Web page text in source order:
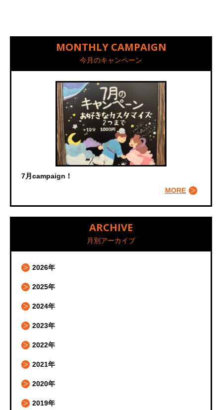
MONTHLY CAMPAIGN
今月のキャンペーン
7月campaign！
MORE
ARCHIVE
月別アーカイブ
2026年
2025年
2024年
2023年
2022年
2021年
2020年
2019年